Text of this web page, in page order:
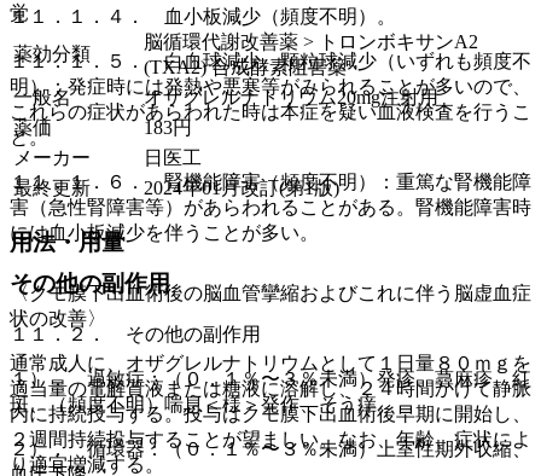
１１．１．４． 血小板減少（頻度不明）。
１１．１．５． 白血球減少、顆粒球減少（いずれも頻度不
明）：発症時には発熱や悪寒等がみられることが多いので、
これらの症状があらわれた時は本症を疑い血液検査を行うこ
と。
１１．１．６． 腎機能障害（頻度不明）：重篤な腎機能障
害（急性腎障害等）があらわれることがある。腎機能障害時
には血小板減少を伴うことが多い。
その他の副作用
１１．２． その他の副作用
１）． 過敏症：（０．１％〜３％未満）発疹、蕁麻疹、紅
斑、（頻度不明）喘息＜様＞発作、そう痒。
２）． 循環器：（０．１％〜３％未満）上室性期外収縮、
覚
薬効分類
脳循環代謝改善薬 > トロンボキサンA2
(TXA2) 合成酵素阻害薬
一般名
オザグレルナトリウム20mg注射用
薬価
183円
メーカー
日医工
最終更新
2024年01月改訂(第1版)
用法・用量
〈クモ膜下出血術後の脳血管攣縮およびこれに伴う脳虚血症
状の改善〉
通常成人に、オザグレルナトリウムとして１日量８０ｍｇを
適当量の電解質液または糖液に溶解し、２４時間かけて静脈
内に持続投与する。投与はクモ膜下出血術後早期に開始し、
２週間持続投与することが望ましい。なお、年齢、症状によ
り適宜増減する。